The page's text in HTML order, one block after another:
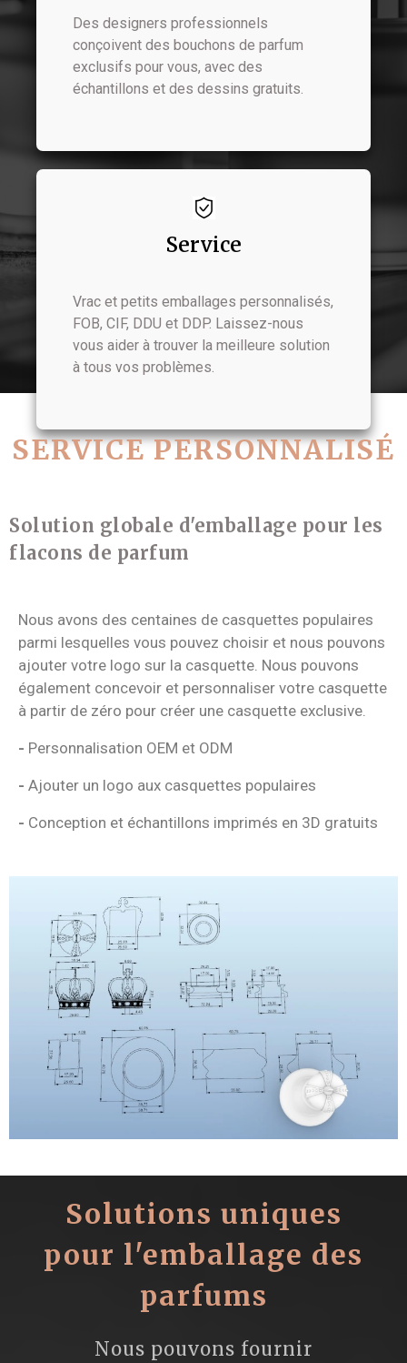
Des designers professionnels
conçoivent des bouchons de parfum
exclusifs pour vous, avec des
échantillons et des dessins gratuits.
Service
Vrac et petits emballages personnalisés,
FOB, CIF, DDU et DDP. Laissez-nous
vous aider à trouver la meilleure solution
à tous vos problèmes.
SERVICE PERSONNALISÉ
Solution globale d'emballage pour les
flacons de parfum
Nous avons des centaines de casquettes populaires
parmi lesquelles vous pouvez choisir et nous pouvons
ajouter votre logo sur la casquette. Nous pouvons
également concevoir et personnaliser votre casquette
à partir de zéro pour créer une casquette exclusive.
- Personnalisation OEM et ODM
- Ajouter un logo aux casquettes populaires
- Conception et échantillons imprimés en 3D gratuits
Solutions uniques
pour l'emballage des
parfums
Nous pouvons fournir